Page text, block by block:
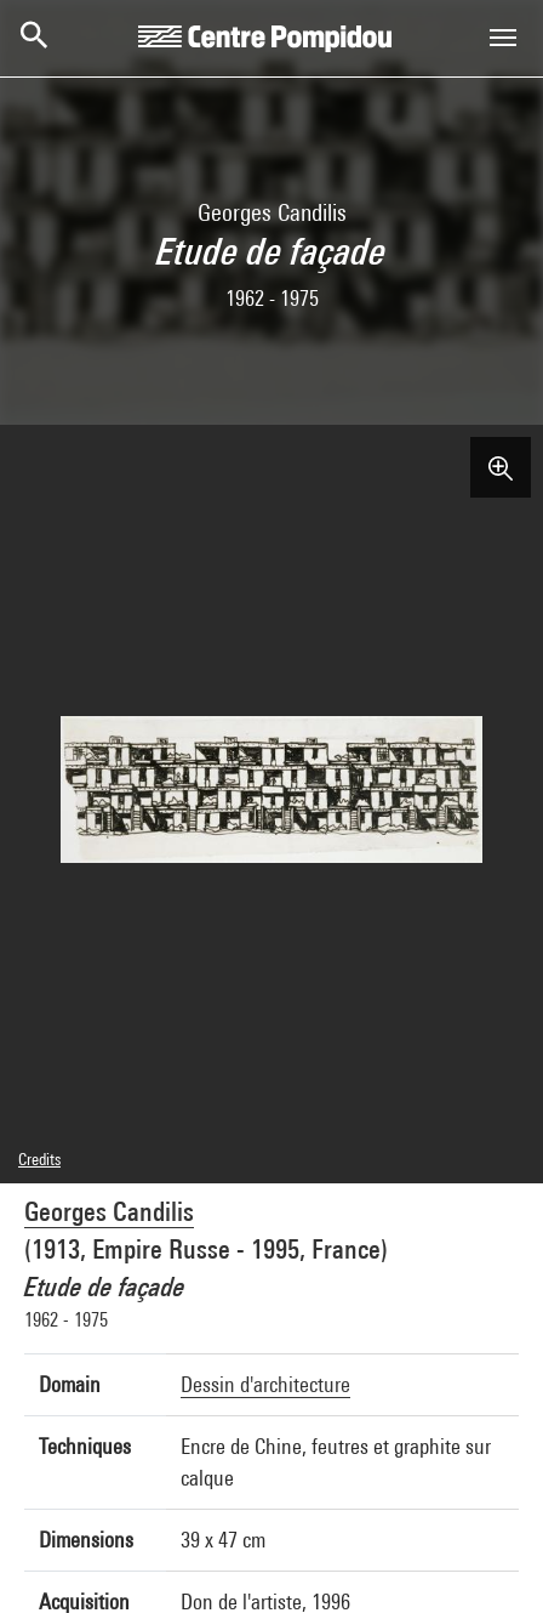
Georges Candilis
Etude de façade
1962 - 1975
Georges Candilis
(1913, Empire Russe - 1995, France)
Etude de façade
1962 - 1975
Domain Dessin d'architecture
Techniques
Encre de Chine, feutres et graphite sur
calque
Dimensions 39 x 47 cm
Acquisition Don de l'artiste, 1996
Credits
© Georges Candilis
Photo credits : Centre Pompidou, MNAM-CCI/Jean-Claude Planchet/Dist.
GrandPalaisRmn
Image reference : 4R13884 [1997 CX 3142]